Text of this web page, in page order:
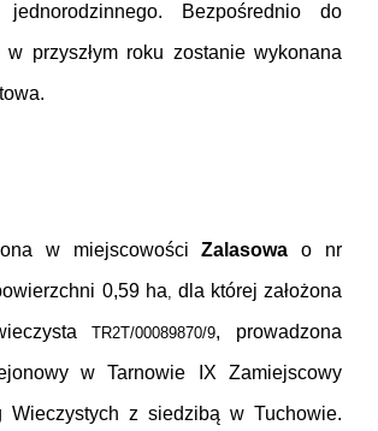
jednorodzinnego. Bezpośrednio do
w przyszłym roku zostanie wykonana
w miejscowościZalasowa o nr
0,59 ha, dla której założona
TR2T/00089870/9, prowadzona
w Tarnowie IX Zamiejscowy
Wieczystych z siedzibą w Tuchowie.